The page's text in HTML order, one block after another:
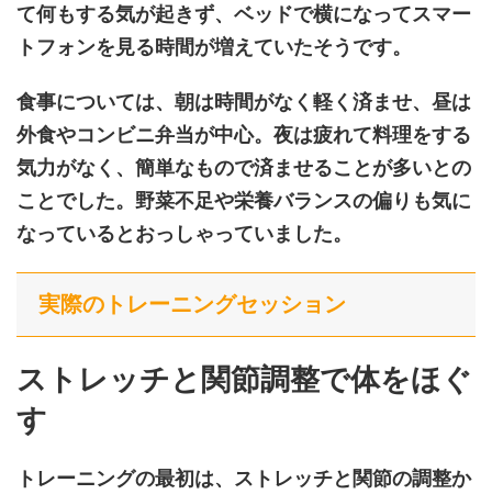
て何もする気が起きず、ベッドで横になってスマー
トフォンを見る時間が増えていたそうです。
食事については、朝は時間がなく軽く済ませ、昼は
外食やコンビニ弁当が中心。夜は疲れて料理をする
気力がなく、簡単なもので済ませることが多いとの
ことでした。野菜不足や栄養バランスの偏りも気に
なっているとおっしゃっていました。
実際のトレーニングセッション
ストレッチと関節調整で体をほぐ
す
トレーニングの最初は、ストレッチと関節の調整か